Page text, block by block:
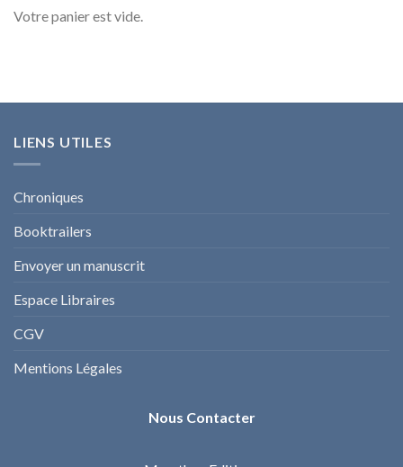
Votre panier est vide.
LIENS UTILES
Chroniques
Booktrailers
Envoyer un manuscrit
Espace Libraires
CGV
Mentions Légales
Nous Contacter